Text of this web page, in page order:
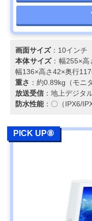
画面サイズ：10インチ
本体サイズ：幅255×高
幅136×高さ42×奥行
重さ ：約0.89kg（モニ
放送受信 ：地上デジタ
防水性能：〇（IPX6/
PICK UP⑧